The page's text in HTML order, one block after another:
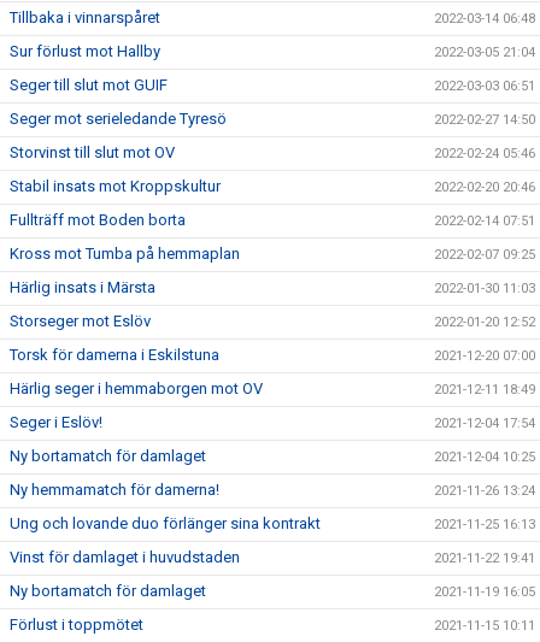
Tillbaka i vinnarspåret 2022-03-14 06:48
Sur förlust mot Hallby 2022-03-05 21:04
Seger till slut mot GUIF 2022-03-03 06:51
Seger mot serieledande Tyresö 2022-02-27 14:50
Storvinst till slut mot OV 2022-02-24 05:46
Stabil insats mot Kroppskultur 2022-02-20 20:46
Fullträff mot Boden borta 2022-02-14 07:51
Kross mot Tumba på hemmaplan 2022-02-07 09:25
Härlig insats i Märsta 2022-01-30 11:03
Storseger mot Eslöv 2022-01-20 12:52
Torsk för damerna i Eskilstuna 2021-12-20 07:00
Härlig seger i hemmaborgen mot OV 2021-12-11 18:49
Seger i Eslöv! 2021-12-04 17:54
Ny bortamatch för damlaget 2021-12-04 10:25
Ny hemmamatch för damerna! 2021-11-26 13:24
Ung och lovande duo förlänger sina kontrakt 2021-11-25 16:13
Vinst för damlaget i huvudstaden 2021-11-22 19:41
Ny bortamatch för damlaget 2021-11-19 16:05
Förlust i toppmötet 2021-11-15 10:11